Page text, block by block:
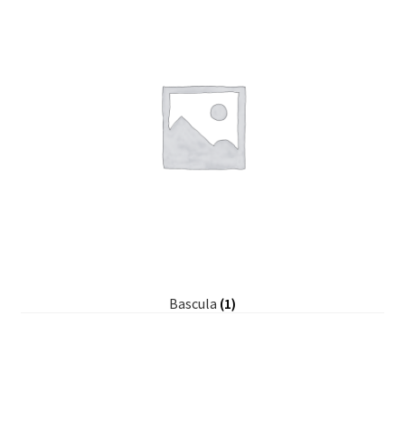
Bascula (1)